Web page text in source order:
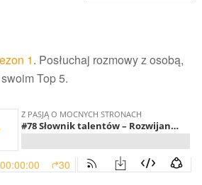
1. Posłuchaj rozmowy z osobą,
Top 5.